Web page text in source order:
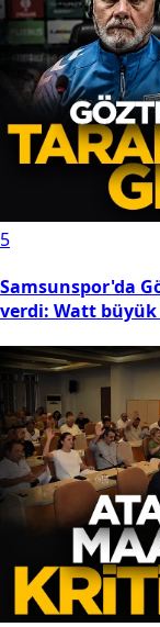
5
Samsunspor'da
verdi: Watt